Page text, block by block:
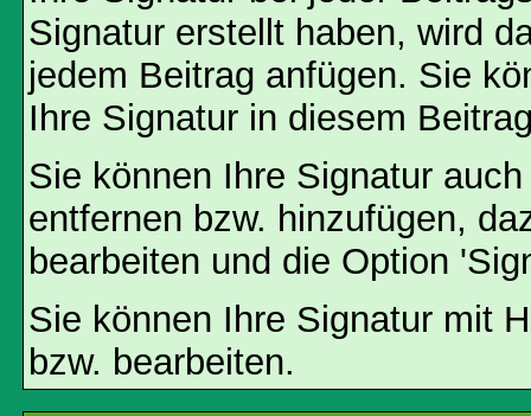
Signatur erstellt haben, wird
jedem Beitrag anfügen. Sie
Ihre Signatur in diesem
Sie können Ihre Signatur
entfernen bzw. hinzufügen,
bearbeiten und die Option
Sie können Ihre Signatur mit
bzw. bearbeiten.